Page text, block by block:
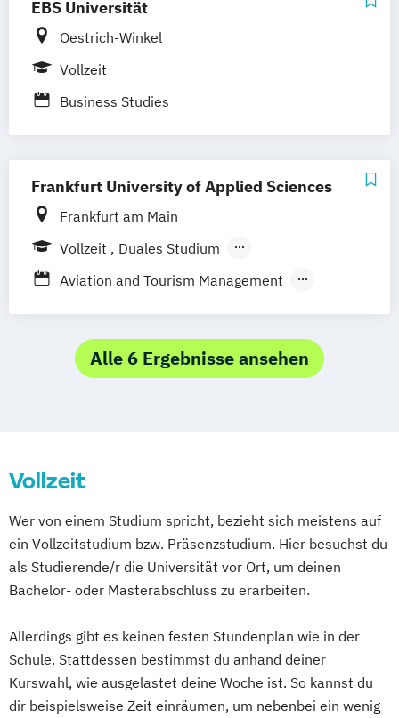
Hoyerswerda
Schwentinental / Kiel
EBS Universität
Oestrich-Winkel
Vollzeit
Business Studies
Frankfurt University of Applied Sciences
Frankfurt am Main
Vollzeit
Duales Studium
Berufsbegleitendes Präsenzstudium
Aviation and Tourism Management
Tourismusmanagement
Alle 6 Ergebnisse ansehen
Vollzeit
Wer von einem Studium spricht, bezieht sich meistens auf
ein Vollzeitstudium bzw. Präsenzstudium. Hier besuchst du
als Studierende/r die Universität vor Ort, um deinen
Bachelor- oder Masterabschluss zu erarbeiten.
Allerdings gibt es keinen festen Stundenplan wie in der
Schule. Stattdessen bestimmst du anhand deiner
Kurswahl, wie ausgelastet deine Woche ist. So kannst du
dir beispielsweise Zeit einräumen, um nebenbei ein wenig